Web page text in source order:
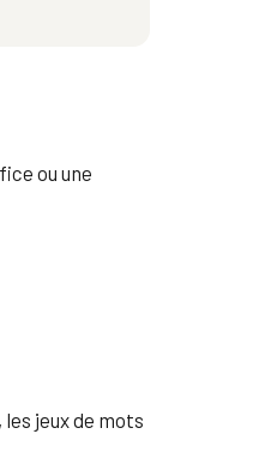
ou une
jeux de mots